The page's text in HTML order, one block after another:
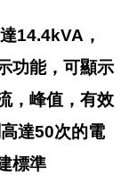
14.4kVA，
功能，可顯示
，峰值，有效
達50次的電
標準